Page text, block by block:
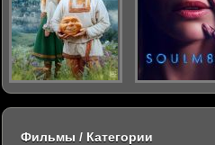
Фильмы / Категории